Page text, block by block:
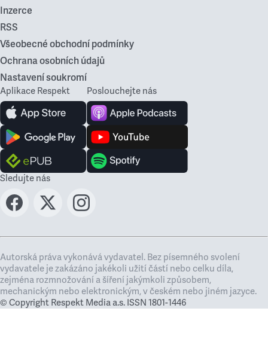
Inzerce
RSS
Všeobecné obchodní podmínky
Ochrana osobních údajů
Nastavení soukromí
Aplikace Respekt Poslouchejte nás
Sledujte nás
Autorská práva vykonává vydavatel. Bez písemného svolení
vydavatele je zakázáno jakékoli užití částí nebo celku díla,
zejména rozmnožování a šíření jakýmkoli způsobem,
mechanickým nebo elektronickým, v českém nebo jiném jazyce.
© Copyright Respekt Media a.s. ISSN 1801-1446